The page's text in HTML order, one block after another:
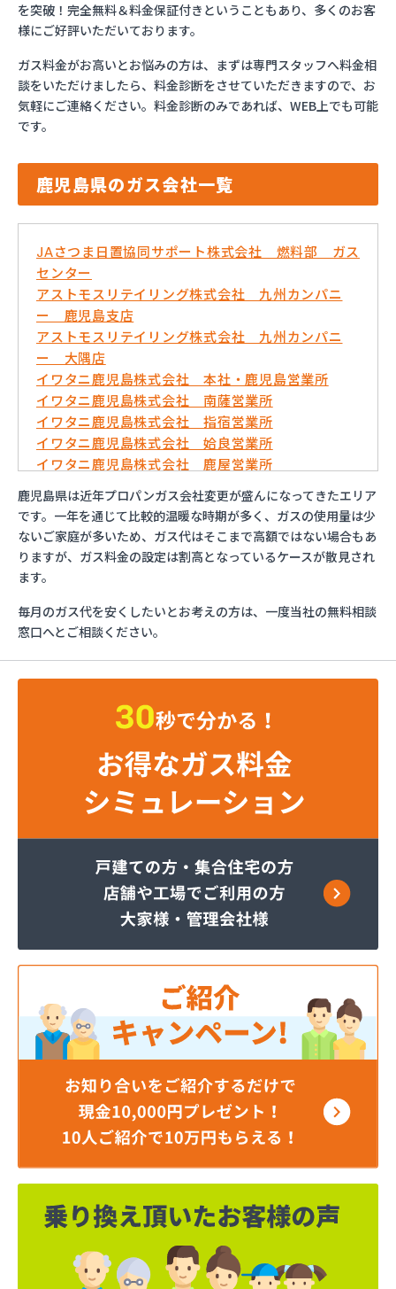
を突破！完全無料＆料金保証付きということもあり、多くのお客
様にご好評いただいております。
ガス料金がお高いとお悩みの方は、まずは専門スタッフへ料金相
談をいただけましたら、料金診断をさせていただきますので、お
気軽にご連絡ください。料金診断のみであれば、WEB上でも可能
です。
鹿児島県のガス会社一覧
JAさつま日置協同サポート株式会社 燃料部 ガス
センター
アストモスリテイリング株式会社 九州カンパニ
ー 鹿児島支店
アストモスリテイリング株式会社 九州カンパニ
ー 大隅店
イワタニ鹿児島株式会社 本社・鹿児島営業所
イワタニ鹿児島株式会社 南薩営業所
イワタニ鹿児島株式会社 指宿営業所
イワタニ鹿児島株式会社 姶良営業所
イワタニ鹿児島株式会社 鹿屋営業所
イワタニ鹿児島株式会社 大口営業所
カマタ株式会社 鹿児島支店
サツマガス工業株式会社
サツマガス工業株式会社 鹿児島営業所
サツマ酸素工業株式会社 本社
ホワイト設備ガス有限会社
マルヰガスイワタニ鹿児島株式会社
レモンガスかごしま鹿屋支店
阿久根エルピーガス販売協同組合
井上商工株式会社本社
株式会社Misumi ミスミガス南鹿児島店
株式会社Misumi ミスミガス鹿屋店
株式会社Misumi 種子島エネルギー営業所
株式会社エコア ナポリオートガスステーション
株式会社エネルギーライン 肥薩阿久根事業所
株式会社コーアオートガス
株式会社コーアガス日本
株式会社コーアガス日本 くらしの遊ｅｎ地コーア
館
株式会社コーアガス日本 宮之浦工場
株式会社コーアガス日本 鹿児島北店
株式会社コーアガス日本 星ヶ峯工場
株式会社コーアガス日本 西郷団地営業所
株式会社コーアガス日本 本社・鹿児島南店・鹿児
島東店
株式会社コーアガス日本 伊集院支店
株式会社コーアガス日本 鹿屋サービスショップ
株式会社ジェイエイエコパル 鹿児島事業所
株式会社タカサキ プロパンガス部
鹿児島県は近年プロパンガス会社変更が盛んになってきたエリア
です。一年を通じて比較的温暖な時期が多く、ガスの使用量は少
ないご家庭が多いため、ガス代はそこまで高額ではない場合もあ
りますが、ガス料金の設定は割高となっているケースが散見され
ます。
毎月のガス代を安くしたいとお考えの方は、一度当社の無料相談
窓口へとご相談ください。